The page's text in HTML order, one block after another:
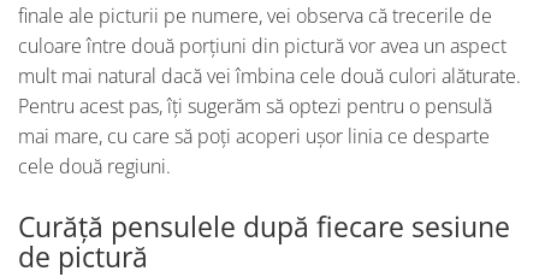
finale ale picturii pe numere, vei observa că trecerile de
culoare între două porțiuni din pictură vor avea un aspect
mult mai natural dacă vei îmbina cele două culori alăturate.
Pentru acest pas, îți sugerăm să optezi pentru o pensulă
mai mare, cu care să poți acoperi ușor linia ce desparte
cele două regiuni.
Curăță pensulele după fiecare sesiune
de pictură